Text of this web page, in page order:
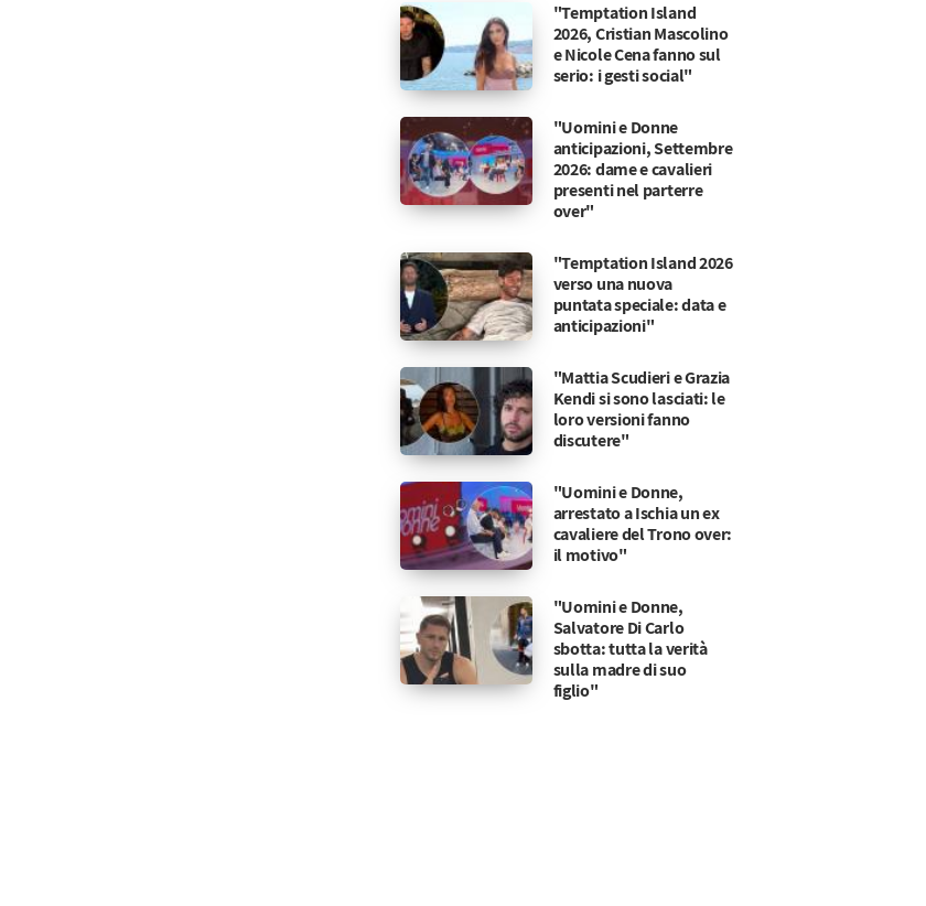
"Temptation Island
2026, Cristian Mascolino
e Nicole Cena fanno sul
serio: i gesti social"
"Uomini e Donne
anticipazioni, Settembre
2026: dame e cavalieri
presenti nel parterre
over"
"Temptation Island 2026
verso una nuova
puntata speciale: data e
anticipazioni"
"Mattia Scudieri e Grazia
Kendi si sono lasciati: le
loro versioni fanno
discutere"
"Uomini e Donne,
arrestato a Ischia un ex
cavaliere del Trono over:
il motivo"
"Uomini e Donne,
Salvatore Di Carlo
sbotta: tutta la verità
sulla madre di suo
figlio"